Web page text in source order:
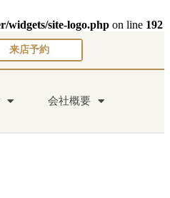
widgets/site-logo.php on line 192
来店予約
会社概要